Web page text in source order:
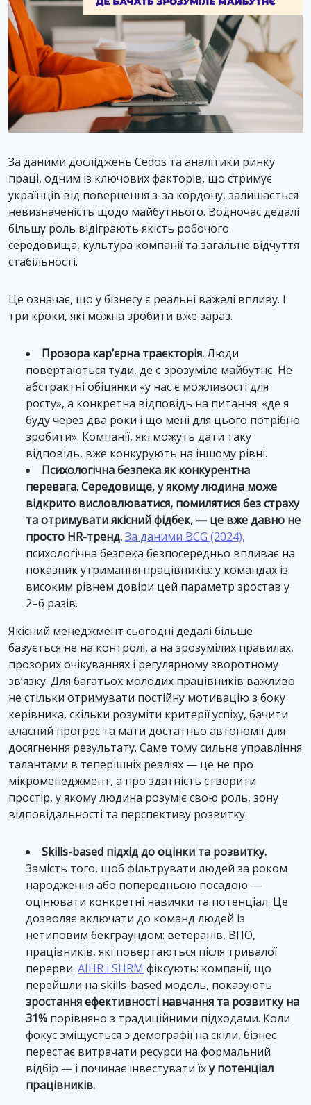
За даними досліджень Cedos та аналітики ринку
праці, одним із ключових факторів, що стримує
українців від повернення з-за кордону, залишається
невизначеність щодо майбутнього. Водночас дедалі
більшу роль відіграють якість робочого
середовища, культура компанії та загальне відчуття
стабільності.
Це означає, що у бізнесу є реальні важелі впливу. І
три кроки, які можна зробити вже зараз.
Прозора кар’єрна траєкторія.Люди
повертаються туди, де є зрозуміле майбутнє. Не
абстрактні обіцянки «у нас є можливості для
росту», а конкретна відповідь на питання: «де я
буду через два роки і що мені для цього потрібно
зробити». Компанії, які можуть дати таку
відповідь, вже конкурують на іншому рівні.
Психологічна безпека як конкурентна
перевага.Середовище, у якому людина може
відкрито висловлюватися, помилятися без страху
та отримувати якісний фідбек, — це вже давно не
просто HR-тренд.За даними BCG (2024),
психологічна безпека безпосередньо впливає на
показник утримання працівників: у командах із
високим рівнем довіри цей параметр зростав у
2–6 разів.
Якісний менеджмент сьогодні дедалі більше
базується не на контролі, а на зрозумілих правилах,
прозорих очікуваннях і регулярному зворотному
зв’язку. Для багатьох молодих працівників важливо
не стільки отримувати постійну мотивацію з боку
керівника, скільки розуміти критерії успіху, бачити
власний прогрес та мати достатньо автономії для
досягнення результату. Саме тому сильне управління
талантами в теперішніх реаліях — це не про
мікроменеджмент, а про здатність створити
простір, у якому людина розуміє свою роль, зону
відповідальності та перспективу розвитку.
Skills-based підхід до оцінки та розвитку.
Замість того, щоб фільтрувати людей за роком
народження або попередньою посадою —
оцінювати конкретні навички та потенціал. Це
дозволяє включати до команд людей із
нетиповим бекграундом: ветеранів, ВПО,
працівників, які повертаються після тривалої
перерви. AIHR і SHRM фіксують: компанії, що
перейшли на skills-based модель, показують
зростання ефективності навчання та розвитку на
31% порівняно з традиційними підходами. Коли
фокус зміщується з демографії на скіли, бізнес
перестає витрачати ресурси на формальний
відбір — і починає інвестувати їху потенціал
працівників.